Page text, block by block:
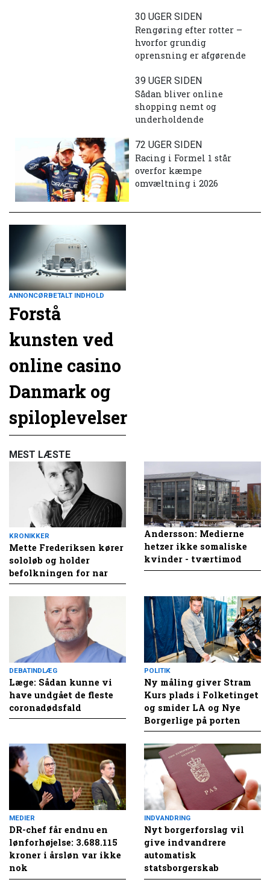
30 UGER SIDEN
Rengøring efter rotter –
hvorfor grundig
oprensning er afgørende
39 UGER SIDEN
Sådan bliver online
shopping nemt og
underholdende
72 UGER SIDEN
Racing i Formel 1 står
overfor kæmpe
omvæltning i 2026
ANNONCØRBETALT INDHOLD
Forstå
kunsten ved
online casino
Danmark og
spiloplevelser
MEST LÆSTE
KRONIKKER
Mette Frederiksen kører
sololøb og holder
befolkningen for nar
Andersson: Medierne
hetzer ikke somaliske
kvinder - tværtimod
DEBATINDLÆG
Læge: Sådan kunne vi
have undgået de fleste
coronadødsfald
POLITIK
Ny måling giver Stram
Kurs plads i Folketinget
og smider LA og Nye
Borgerlige på porten
MEDIER
DR-chef får endnu en
lønforhøjelse: 3.688.115
kroner i årsløn var ikke
nok
INDVANDRING
Nyt borgerforslag vil
give indvandrere
automatisk
statsborgerskab